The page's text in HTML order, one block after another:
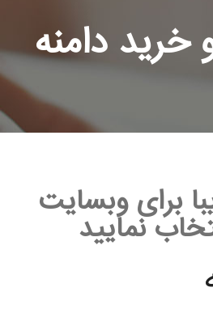
خرید دامنه
برای وبسایت
نمایید